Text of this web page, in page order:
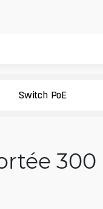
Switch PoE
300